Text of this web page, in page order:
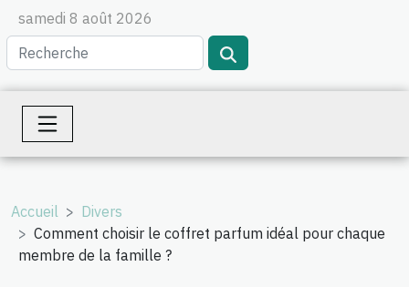
samedi 8 août 2026
Accueil
Divers
Comment choisir le coffret parfum idéal pour chaque
membre de la famille ?